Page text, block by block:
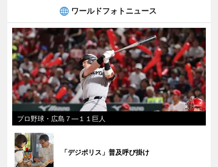
ワールドフォトニュース
プロ野球・広島７―１１巨人
「デジポリス」普及呼び掛け